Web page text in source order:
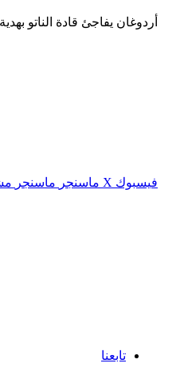
أردوغان يفاجئ قادة الناتو
فيسبوك ‫X ماسنجر ماسنجر
تابعنا